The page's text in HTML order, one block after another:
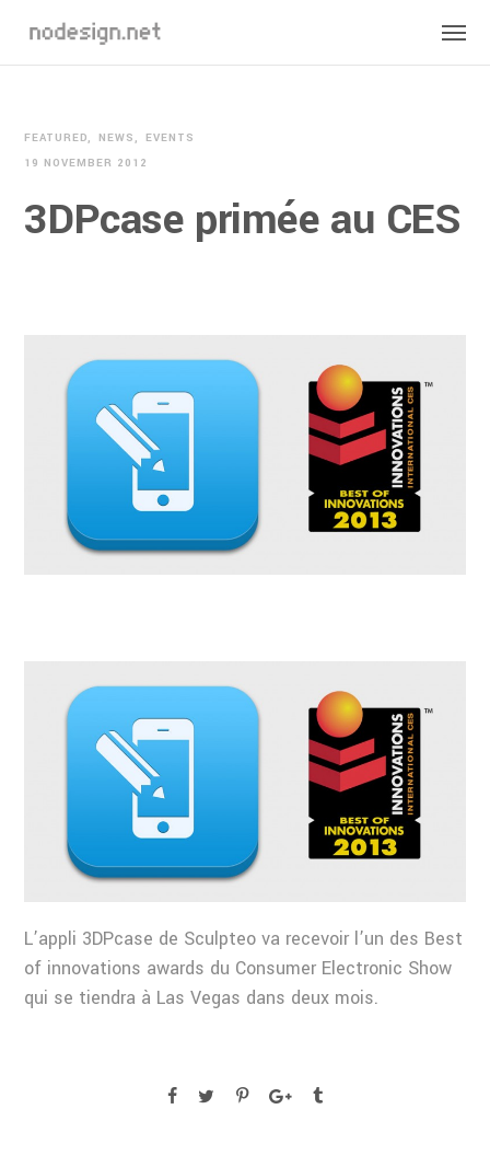
FEATURED NEWS
EVENTS
19 NOVEMBER 2012
3DPcase primée au CES
L’appli 3DPcase de Sculpteo va recevoir l’un des Best
of innovations awards du Consumer Electronic Show
qui se tiendra à Las Vegas dans deux mois.